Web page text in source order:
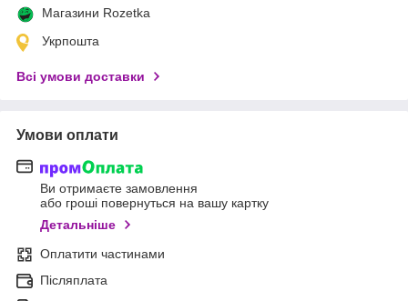
Магазини Rozetka
Укрпошта
Всі умови доставки
Умови оплати
Ви отримаєте замовлення
або гроші повернуться на вашу картку
Детальніше
Оплатити частинами
Післяплата